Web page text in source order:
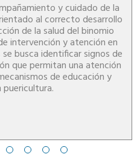
y cuidado de la
al correcto desarrollo
de la salud del binomio
intervención y atención en
busca identificar signos de
que permitan una atención
de educación y